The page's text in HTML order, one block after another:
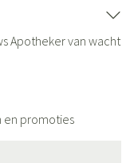
Apotheker van wacht
en promoties